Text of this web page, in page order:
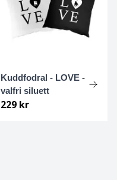
Kuddfodral - LOVE -
valfri siluett
229 kr